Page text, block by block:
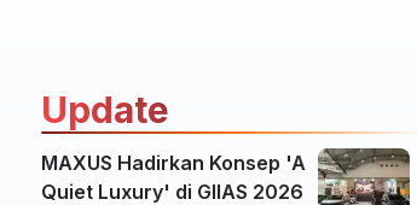
Update
MAXUS Hadirkan Konsep 'A
Quiet Luxury' di GIIAS 2026